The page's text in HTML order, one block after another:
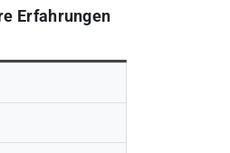
Erfahrungen